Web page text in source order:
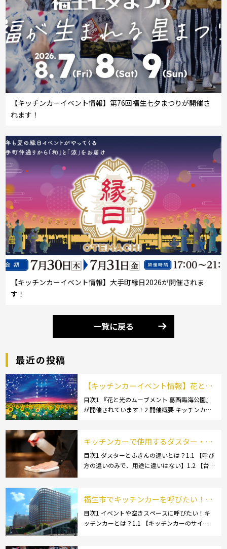
【キッチンカーイベント情報】第76回福生七夕まつりが開催さ
れます！
【キッチンカーイベント情報】大手町縁日2026が開催されま
す！
一覧に戻る
最近の投稿
【キッチンカーイベント情報】花と光
のムーブメント 葛西臨海公園が開催さ
れています！
目次1 『花と光のムーブメント 葛西臨海公園』
が開催されています！2 開催概要 キッチンカー
ルメイベントが催されています。 開業前にキ
キッチンカーで使用するダスター・ふ
きんの選び方とは？おすすめ商品3選
も紹介！
目次1 ダスターとふきんの違いとは？1.1 【呼び
方の違いのみで、用途に違いはない】1.2 【台
特徴2.1 【綿】2.2 【マイクロ […]
福生市でキッチンカーを呼びたい！派
遣してもらうにはどうすれば良いの？
依頼の流れや人気メニューを解説
目次1 イベントや空きスペースに呼びたい！キ
ッチンカーとは？1.1 【キッチンカーのサイ